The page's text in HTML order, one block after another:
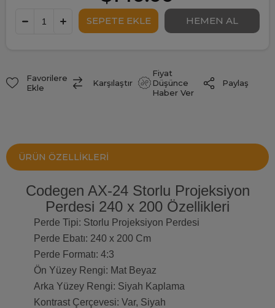
Favorilere
Ekle
Karşılaştır
Fiyat
Düşünce
Haber Ver
Paylaş
ÜRÜN ÖZELLIKLERI
Codegen AX-24 Storlu Projeksiyon
Perdesi 240 x 200 Özellikleri
Perde Tipi: Storlu Projeksiyon Perdesi
Perde Ebatı: 240 x 200 Cm
Perde Formatı: 4:3
Ön Yüzey Rengi: Mat Beyaz
Arka Yüzey Rengi: Siyah Kaplama
Kontrast Çerçevesi: Var, Siyah